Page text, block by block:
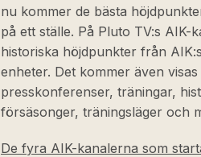
nu kommer de bästa
på ett ställe. På Pluto TV:s
historiska höjdpunkter från
enheter. Det kommer även
presskonferenser, träningar,
försäsonger, träningsläger och
De fyra AIK-kanalerna som